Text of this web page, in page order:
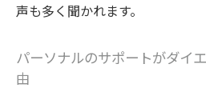
ダイエット目標に合わ
食事管理と運動を両
声も多く聞かれます。
パーソナルのサポートがダイ
由